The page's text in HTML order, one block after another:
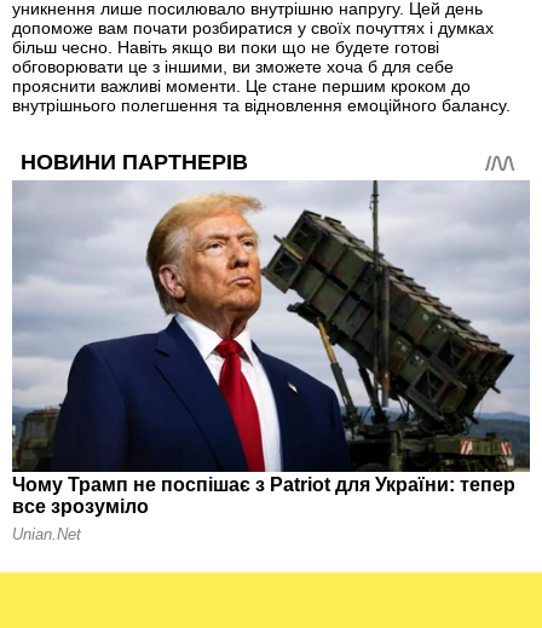
уникнення лише посилювало внутрішню напругу. Цей день
допоможе вам почати розбиратися у своїх почуттях і думках
більш чесно. Навіть якщо ви поки що не будете готові
обговорювати це з іншими, ви зможете хоча б для себе
прояснити важливі моменти. Це стане першим кроком до
внутрішнього полегшення та відновлення емоційного балансу.